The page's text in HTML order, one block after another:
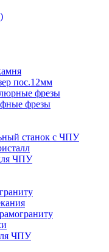
пос.12мм
фрезы
фрезы
станок с ЧПУ
ЧПУ
ЧПУ